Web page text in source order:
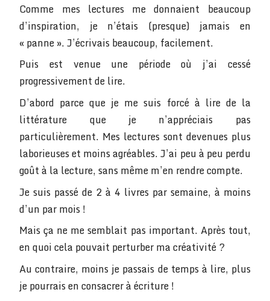
Comme mes lectures me donnaient beaucoup
d’inspiration, je n’étais (presque) jamais en
« panne ». J’écrivais beaucoup, facilement.
Puis est venue une période où j’ai cessé
progressivement de lire.
D’abord parce que je me suis forcé à lire de la
littérature que je n’appréciais pas
particulièrement. Mes lectures sont devenues plus
laborieuses et moins agréables. J’ai peu à peu perdu
goût à la lecture, sans même m’en rendre compte.
Je suis passé de 2 à 4 livres par semaine, à moins
d’un par mois !
Mais ça ne me semblait pas important. Après tout,
en quoi cela pouvait perturber ma créativité ?
Au contraire, moins je passais de temps à lire, plus
je pourrais en consacrer à écriture !